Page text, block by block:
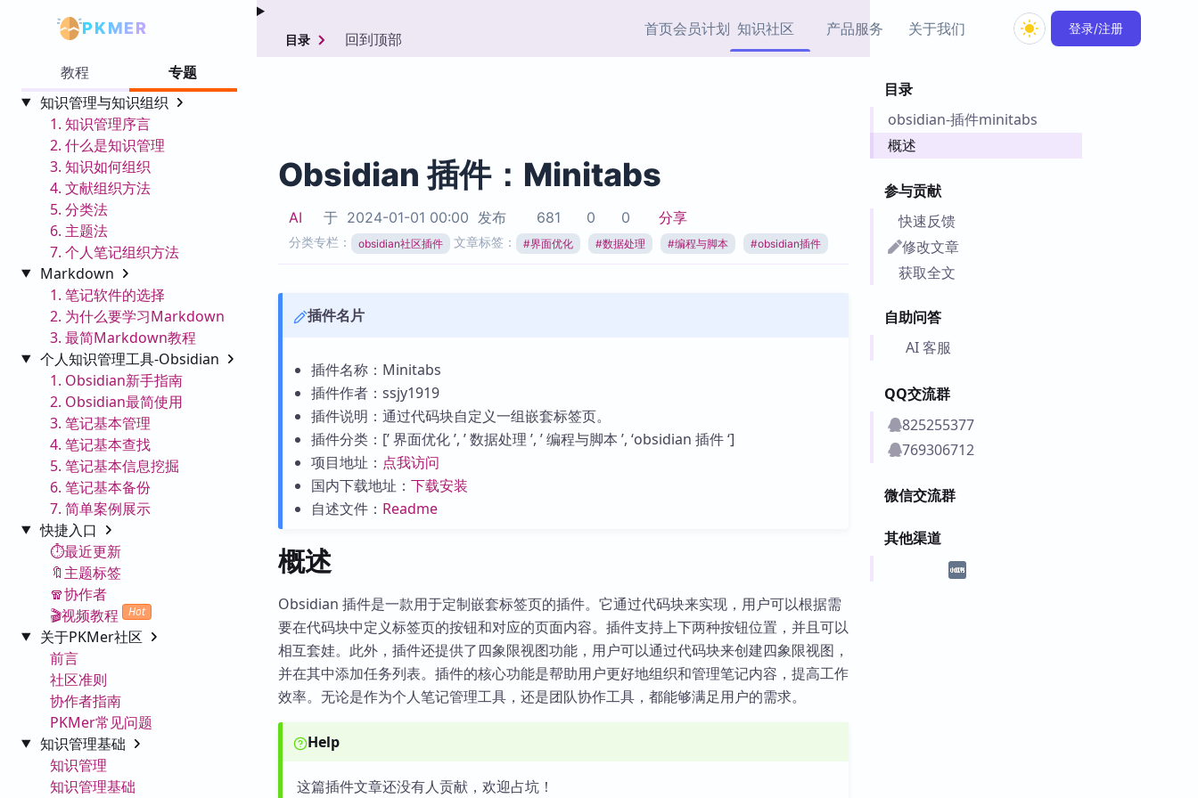
PKMER 首页会员计划 知识社区
热门链接 Top5
产品服务
载
加速访问 Obsidian 官方
市场
Obsidian 思维导图插件
插件
Zettelkasten 实践示例
Obsidian 教程
关于我们 登录/注册
教程
专题
知识管理与知识组织
1. 知识管理序言
2. 什么是知识管理
3. 知识如何组织
4. 文献组织方法
5. 分类法
6. 主题法
7. 个人笔记组织方法
Markdown
1. 笔记软件的选择
2. 为什么要学习Markdown
3. 最简Markdown教程
个人知识管理工具-Obsidian
1. Obsidian新手指南
2. Obsidian最简使用
3. 笔记基本管理
4. 笔记基本查找
5. 笔记基本信息挖掘
6. 笔记基本备份
7. 简单案例展示
快捷入口
⏱️最近更新
🔖主题标签
🧣协作者
🎬视频教程
Hot
关于PKMer社区
前言
社区准则
协作者指南
PKMer常见问题
知识管理基础
知识管理
知识管理基础
目录
obsidian-插件minitabs
概述
参与贡献
快速反馈
修改文章
获取全文
自助问答
AI 客服
QQ交流群
825255377
769306712
微信交流群
其他渠道
目录 回到顶部
Obsidian 插件：Minitabs
AI 于 2024-01-01 00:00 发布 681 0 0 分享
分类专栏： obsidian社区插件 文章标签： #界面优化 #数据处理 #编程与脚本 #obsidian插件
插件名片
插件名称：Minitabs
插件作者：ssjy1919
插件说明：通过代码块自定义一组嵌套标签页。
插件分类：[’ 界面优化 ’, ’ 数据处理 ’, ’ 编程与脚本 ’, ‘obsidian 插件 ‘]
项目地址： 点我访问
国内下载地址： 下载安装
自述文件： Readme
概述
Obsidian 插件是一款用于定制嵌套标签页的插件。它通过代码块来实现，用户可以根据需
要在代码块中定义标签页的按钮和对应的页面内容。插件支持上下两种按钮位置，并且可以
相互套娃。此外，插件还提供了四象限视图功能，用户可以通过代码块来创建四象限视图，
并在其中添加任务列表。插件的核心功能是帮助用户更好地组织和管理笔记内容，提高工作
效率。无论是作为个人笔记管理工具，还是团队协作工具，都能够满足用户的需求。
Help
这篇插件文章还没有人贡献，欢迎占坑！